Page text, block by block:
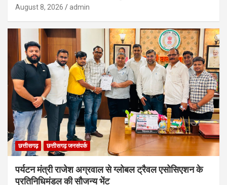
August 8, 2026 admin
छत्तीसगढ़ छत्तीसगढ़ जनसंपर्क
पर्यटन मंत्री राजेश अग्रवाल से ग्लोबल ट्रैवल एसोसिएशन के
प्रतिनिधिमंडल की सौजन्य भेंट